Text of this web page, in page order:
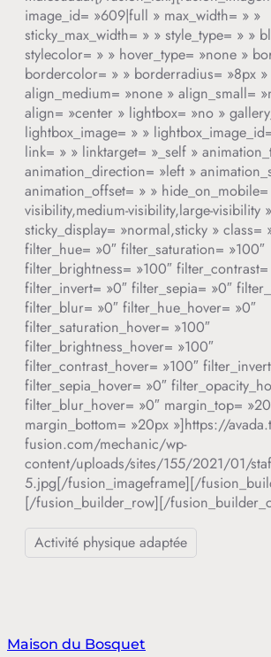
image_id= »609|full » max_width= » »
sticky_max_width= » » style_type= » »
stylecolor= » » hover_type= »none »
bordercolor= » » borderradius= »8px »
align_medium= »none » align_small=
align= »center » lightbox= »no »
lightbox_image= » »
link= » » linktarget= »_self »
animation_direction= »left »
animation_offset= » » hide_on_mobile=
visibility,medium-visibility,large-visibility »
sticky_display= »normal,sticky » class=
filter_hue= »0″ filter_saturation= »100″
filter_brightness= »100″
filter_invert= »0″ filter_sepia= »0″
filter_blur= »0″ filter_hue_hover= »0″
filter_saturation_hover= »100″
filter_brightness_hover= »100″
filter_contrast_hover= »100″
filter_sepia_hover= »0″
filter_blur_hover= »0″ margin_top=
margin_bottom= »20px »]https://
fusion.com/mechanic/wp-
content/uploads/sites/155/2021/01/
5.jpg[/fusion_imageframe][/
[/fusion_builder_row][/
Activité physique adaptée
Maison du Bosquet